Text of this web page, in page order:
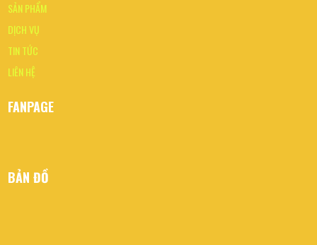
SẢN PHẨM
DỊCH VỤ
TIN TỨC
LIÊN HỆ
FANPAGE
BẢN ĐỒ